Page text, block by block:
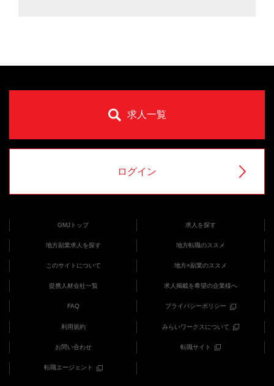
求人一覧
ログイン
GMJトップ 求人を探す
地方副業求人を探す 地方転職のススメ
このサイトについて 地方×副業のススメ
提携人材会社一覧 求人掲載を希望の企業様へ
FAQ プライバシーポリシー
利用規約 みらいワークスについて
お問い合わせ 転職サイト
転職エージェント